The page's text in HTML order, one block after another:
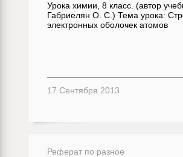
Урока химии, 8 класс. (автор
Габриелян О. С.) Тема урока:
электронных оболочек атомов
17 Сентября 2013
Реферат по разное